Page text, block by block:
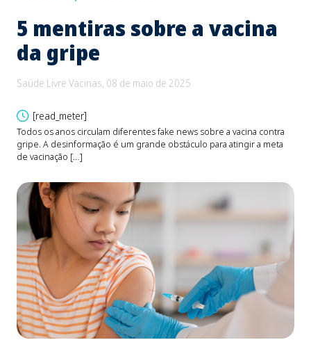
5 mentiras sobre a vacina
da gripe
Saúde Livre Vacinas, 08 de maio de 2025
[read_meter]
Todos os anos circulam diferentes fake news sobre a vacina contra
gripe. A desinformação é um grande obstáculo para atingir a meta
de vacinação […]